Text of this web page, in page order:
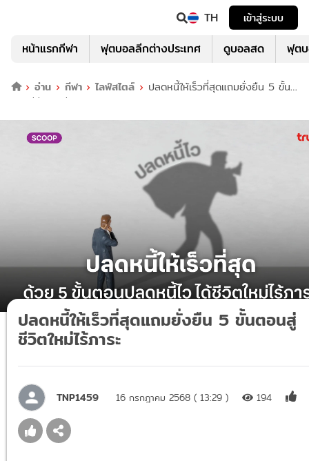
TH เข้าสู่ระบบ
หน้าแรกกีฬา ฟุตบอลลีกต่างประเทศ ดูบอลสด ฟุต
อ่าน กีฬา ไลฟ์สไตล์
ปลดหนี้ให้เร็วที่สุดแถมยั่งยืน 5 ขั้น
ตอนสู่ชีวิตใหม่ไร้ภาระ
ปลดหนี้ให้เร็วที่สุดแถมยั่งยืน 5 ขั้นตอนสู่
ชีวิตใหม่ไร้ภาระ
TNP1459 16 กรกฎาคม 2568 ( 13:29 ) 194